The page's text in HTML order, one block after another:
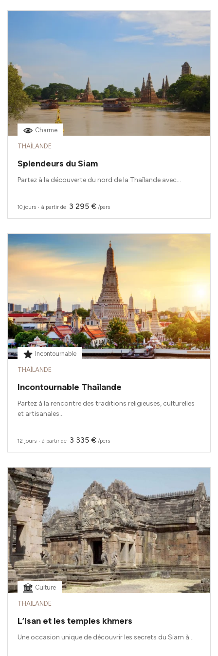
Charme
THAÏLANDE
Splendeurs du Siam
Partez à la découverte du nord de la Thaïlande avec...
10 jours ‧ à partir de 3 295 € /pers
Incontournable
THAÏLANDE
Incontournable Thaïlande
Partez à la rencontre des traditions religieuses, culturelles
et artisanales...
12 jours ‧ à partir de 3 335 € /pers
Culture
THAÏLANDE
L’Isan et les temples khmers
Une occasion unique de découvrir les secrets du Siam à...